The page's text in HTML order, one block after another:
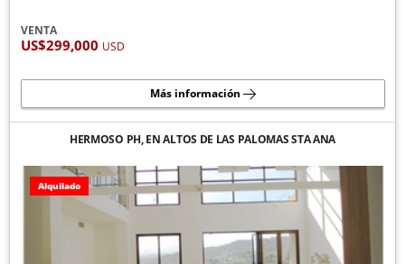
VENTA
US$299,000 USD
Más información
HERMOSO PH, EN ALTOS DE LAS PALOMAS STA ANA
Alquilado